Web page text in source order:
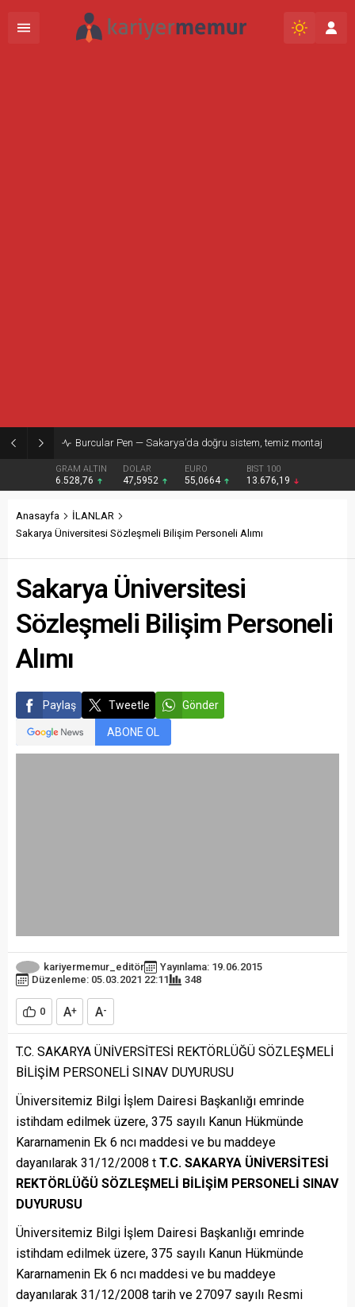
Burcular Pen — Sakarya’da doğru sistem, temiz montaj
GRAM ALTIN
6.528,76
DOLAR
47,5952
EURO
55,0664
BIST 100
13.676,19
Anasayfa
İLANLAR
Sakarya Üniversitesi Sözleşmeli Bilişim Personeli Alımı
Sakarya Üniversitesi
Sözleşmeli Bilişim Personeli
Alımı
Paylaş Tweetle Gönder
ABONE OL
kariyermemur_editör
Yayınlama: 19.06.2015
Düzenleme: 05.03.2021 22:11
348
0 A+ A-
T.C. SAKARYA ÜNİVERSİTESİ REKTÖRLÜĞÜ SÖZLEŞMELİ
BİLİŞİM PERSONELİ SINAV DUYURUSU
Üniversitemiz Bilgi İşlem Dairesi Başkanlığı emrinde
istihdam edilmek üzere, 375 sayılı Kanun Hükmünde
Kararnamenin Ek 6 ncı maddesi ve bu maddeye
dayanılarak 31/12/2008 t T.C. SAKARYA ÜNİVERSİTESİ
REKTÖRLÜĞÜ SÖZLEŞMELİ BİLİŞİM PERSONELİ SINAV
DUYURUSU
Üniversitemiz Bilgi İşlem Dairesi Başkanlığı emrinde
istihdam edilmek üzere, 375 sayılı Kanun Hükmünde
Kararnamenin Ek 6 ncı maddesi ve bu maddeye
dayanılarak 31/12/2008 tarih ve 27097 sayılı Resmi